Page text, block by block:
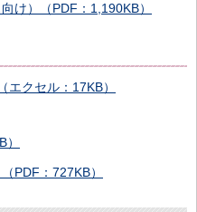
け）（PDF：1,190KB）
エクセル：17KB）
PDF：727KB）